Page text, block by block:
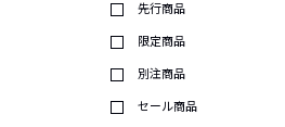
先行商品
限定商品
別注商品
セール商品